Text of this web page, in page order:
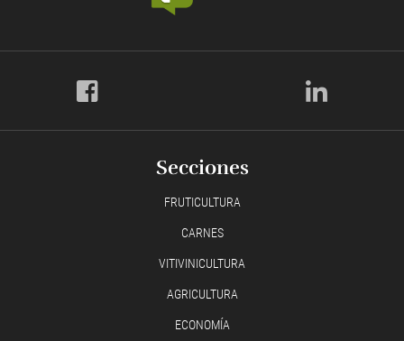
Secciones
FRUTICULTURA
CARNES
VITIVINICULTURA
AGRICULTURA
ECONOMÍA